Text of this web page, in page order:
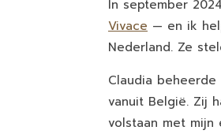
In september
Vivace — en ik
Nederland. Ze
Claudia
vanuit België. Zij
volstaan met mijn